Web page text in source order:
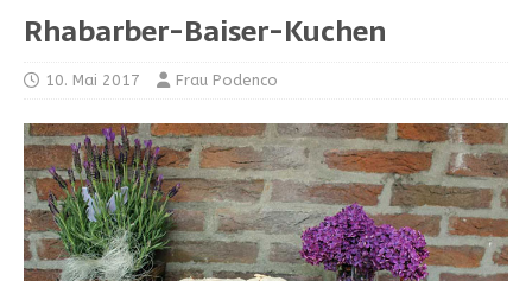
Rhabarber-Baiser-Kuchen
10. Mai 2017 Frau Podenco